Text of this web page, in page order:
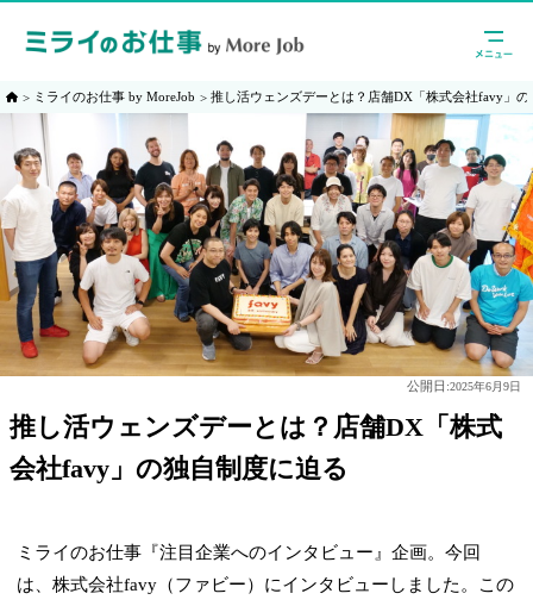
ミライのお仕事 by MoreJob 推し活ウェンズデーとは？店舗DX「株式会社favy」の
公開日:2025年6月9日
推し活ウェンズデーとは？店舗DX「株式
会社favy」の独自制度に迫る
ミライのお仕事『注目企業へのインタビュー』企画。今回
は、株式会社favy（ファビー）にインタビューしました。この